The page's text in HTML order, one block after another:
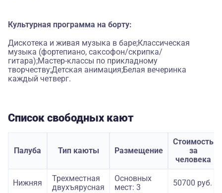
Культурная программа на борту:
Дискотека и живая музыка в баре;Классическая
музыка (фортепиано, саксофон/скрипка/
гитара);Мастер-классы по прикладному
творчеству;Детская анимация;Белая вечеринка
каждый четверг.
Список свободных кают
Палуба Тип каюты Размещение
Стоимость
за
человека
Нижняя
Трехместная
двухъярусная
Основных
мест: 3
50700 руб.